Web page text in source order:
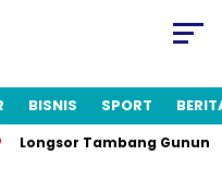
BISNIS SPORT
Tambang Gunung Kuda